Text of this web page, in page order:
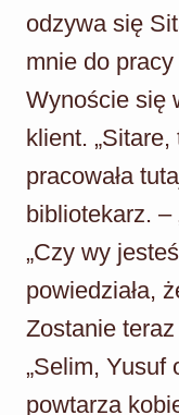
odzywa się
mnie do pracy
Wynoście się
klient.
pracowała
bibliotekarz. –
„Czy wy
powiedziała,
Zostanie
„Selim, Yusuf
powtarza